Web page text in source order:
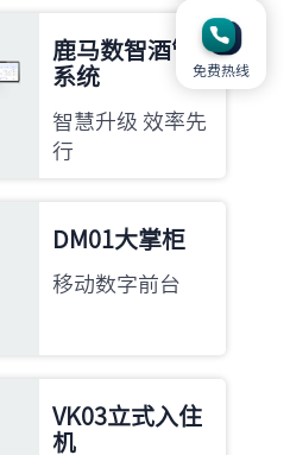
鹿马数智酒管
系统
智慧升级 效率先
行
DM01大掌柜
移动数字前台
VK03立式入住
机
免费热线